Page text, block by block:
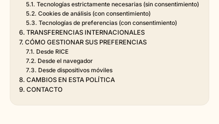
5.1. Tecnologías estrictamente necesarias (sin consentimiento)
5.2. Cookies de análisis (con consentimiento)
5.3. Tecnologías de preferencias (con consentimiento)
6. TRANSFERENCIAS INTERNACIONALES
7. CÓMO GESTIONAR SUS PREFERENCIAS
7.1. Desde RICE
7.2. Desde el navegador
7.3. Desde dispositivos móviles
8. CAMBIOS EN ESTA POLÍTICA
9. CONTACTO